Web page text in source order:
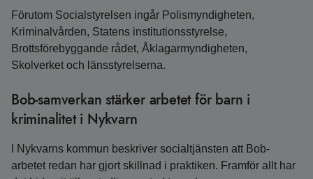
Förutom Socialstyrelsen ingår Polismyndigheten,
Kriminalvården, Statens institutionsstyrelse,
Brottsförebyggande rådet, Åklagarmyndigheten,
Skolverket och länsstyrelserna.
Bob-samverkan stärker arbetet för barn i
kriminalitet i Nykvarn
I Nykvarns kommun beskriver socialtjänsten att Bob-
arbetet redan har gjort skillnad i praktiken. Framför allt har